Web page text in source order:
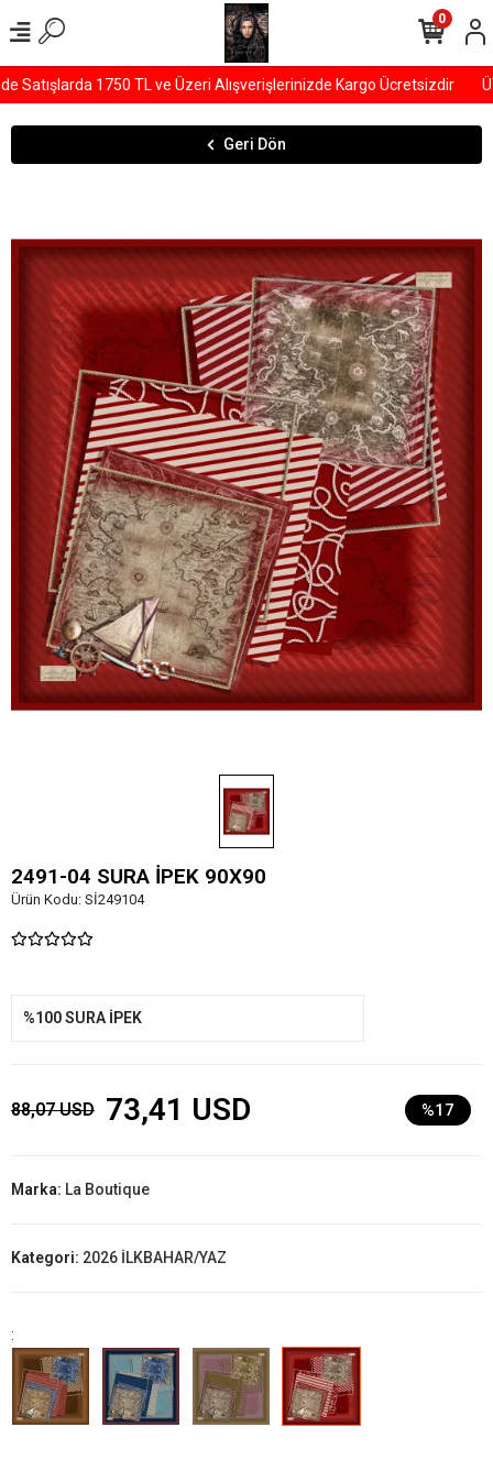
1750 TL ve Üzeri Alışverişlerinizde Kargo Ücretsizdir
0
Geri Dön
2491-04 SURA İPEK 90X90
Ürün Kodu: Sİ249104
%100 SURA İPEK
88,07 USD 73,41 USD %17
Marka: La Boutique
Kategori: 2026 İLKBAHAR/YAZ
: